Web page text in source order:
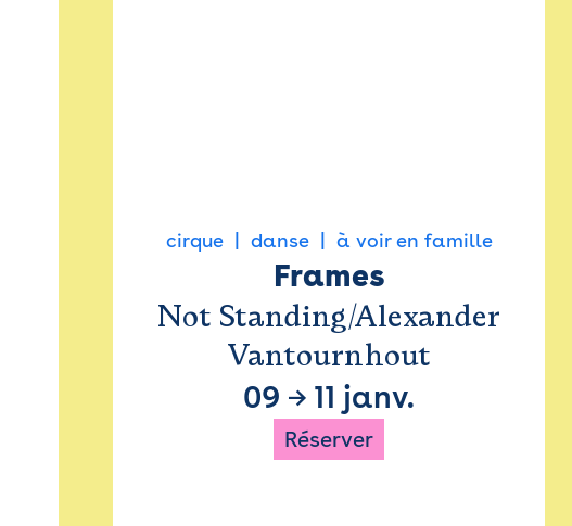
cirque danse à voir en famille
Frames
Not Standing/Alexander
Vantournhout
09 → 11 janv.
Réserver